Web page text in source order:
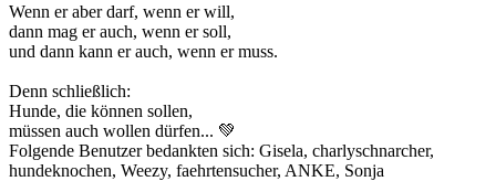
Wenn er aber darf, wenn er will,
dann mag er auch, wenn er soll,
und dann kann er auch, wenn er muss.
Denn schließlich:
Hunde, die können sollen,
müssen auch wollen dürfen... 💚
Folgende Benutzer bedankten sich: Gisela, charlyschnarcher,
hundeknochen, Weezy, faehrtensucher, ANKE, Sonja